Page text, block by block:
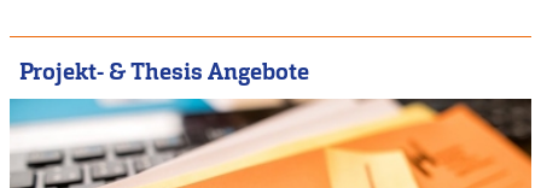
Projekt- & Thesis Angebote